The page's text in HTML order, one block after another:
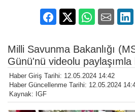
Milli Savunma Bakanlığı
Günü'nü videolu paylaşımla
Haber Giriş Tarihi: 12.05.2024 14:42
Haber Güncellenme Tarihi: 12.05.2024
Kaynak: IGF